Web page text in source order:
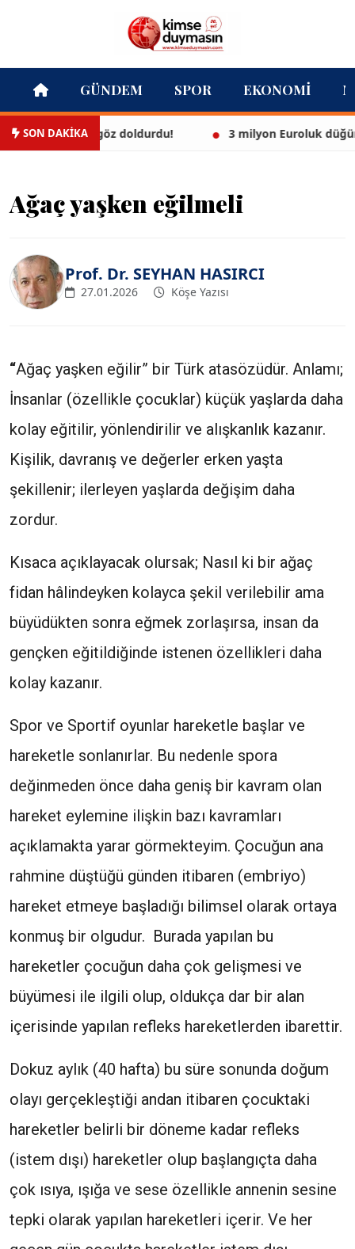
GÜNDEM SPOR EKONOMI
SON DAKİKA
bikinisiyle göz doldurdu! 3 milyon Euroluk düğünle
Ağaç yaşken eğilmeli
Prof. Dr. SEYHAN HASIRCI
27.01.2026 Köşe Yazısı
“Ağaç yaşken eğilir” bir Türk atasözüdür. Anlamı;
İnsanlar (özellikle çocuklar) küçük yaşlarda daha
kolay eğitilir, yönlendirilir ve alışkanlık kazanır.
Kişilik, davranış ve değerler erken yaşta
şekillenir; ilerleyen yaşlarda değişim daha
zordur.
Kısaca açıklayacak olursak; Nasıl ki bir ağaç
fidan hâlindeyken kolayca şekil verilebilir ama
büyüdükten sonra eğmek zorlaşırsa, insan da
gençken eğitildiğinde istenen özellikleri daha
kolay kazanır.
Spor ve Sportif oyunlar hareketle başlar ve
hareketle sonlanırlar. Bu nedenle spora
değinmeden önce daha geniş bir kavram olan
hareket eylemine ilişkin bazı kavramları
açıklamakta yarar görmekteyim. Çocuğun ana
rahmine düştüğü günden itibaren (embriyo)
hareket etmeye başladığı bilimsel olarak ortaya
konmuş bir olgudur. Burada yapılan bu
hareketler çocuğun daha çok gelişmesi ve
büyümesi ile ilgili olup, oldukça dar bir alan
içerisinde yapılan refleks hareketlerden ibarettir.
Dokuz aylık (40 hafta) bu süre sonunda doğum
olayı gerçekleştiği andan itibaren çocuktaki
hareketler belirli bir döneme kadar refleks
(istem dışı) hareketler olup başlangıçta daha
çok ısıya, ışığa ve sese özellikle annenin sesine
tepki olarak yapılan hareketleri içerir. Ve her